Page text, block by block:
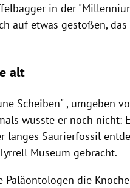
in der
auf etwas gestoßen,
alt
Scheiben" , umgeben
wusste er noch nicht:
langes Saurierfossil
Museum gebracht.
Paläontologen die